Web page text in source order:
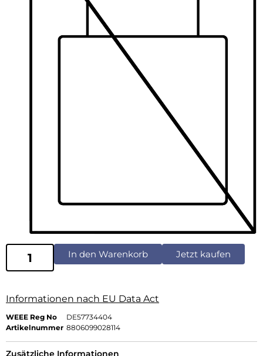
In den Warenkorb Jetzt kaufen
Informationen nach EU Data Act
WEEE Reg No
DE57734404
Artikelnummer 8806099028114
Zusätzliche Informationen